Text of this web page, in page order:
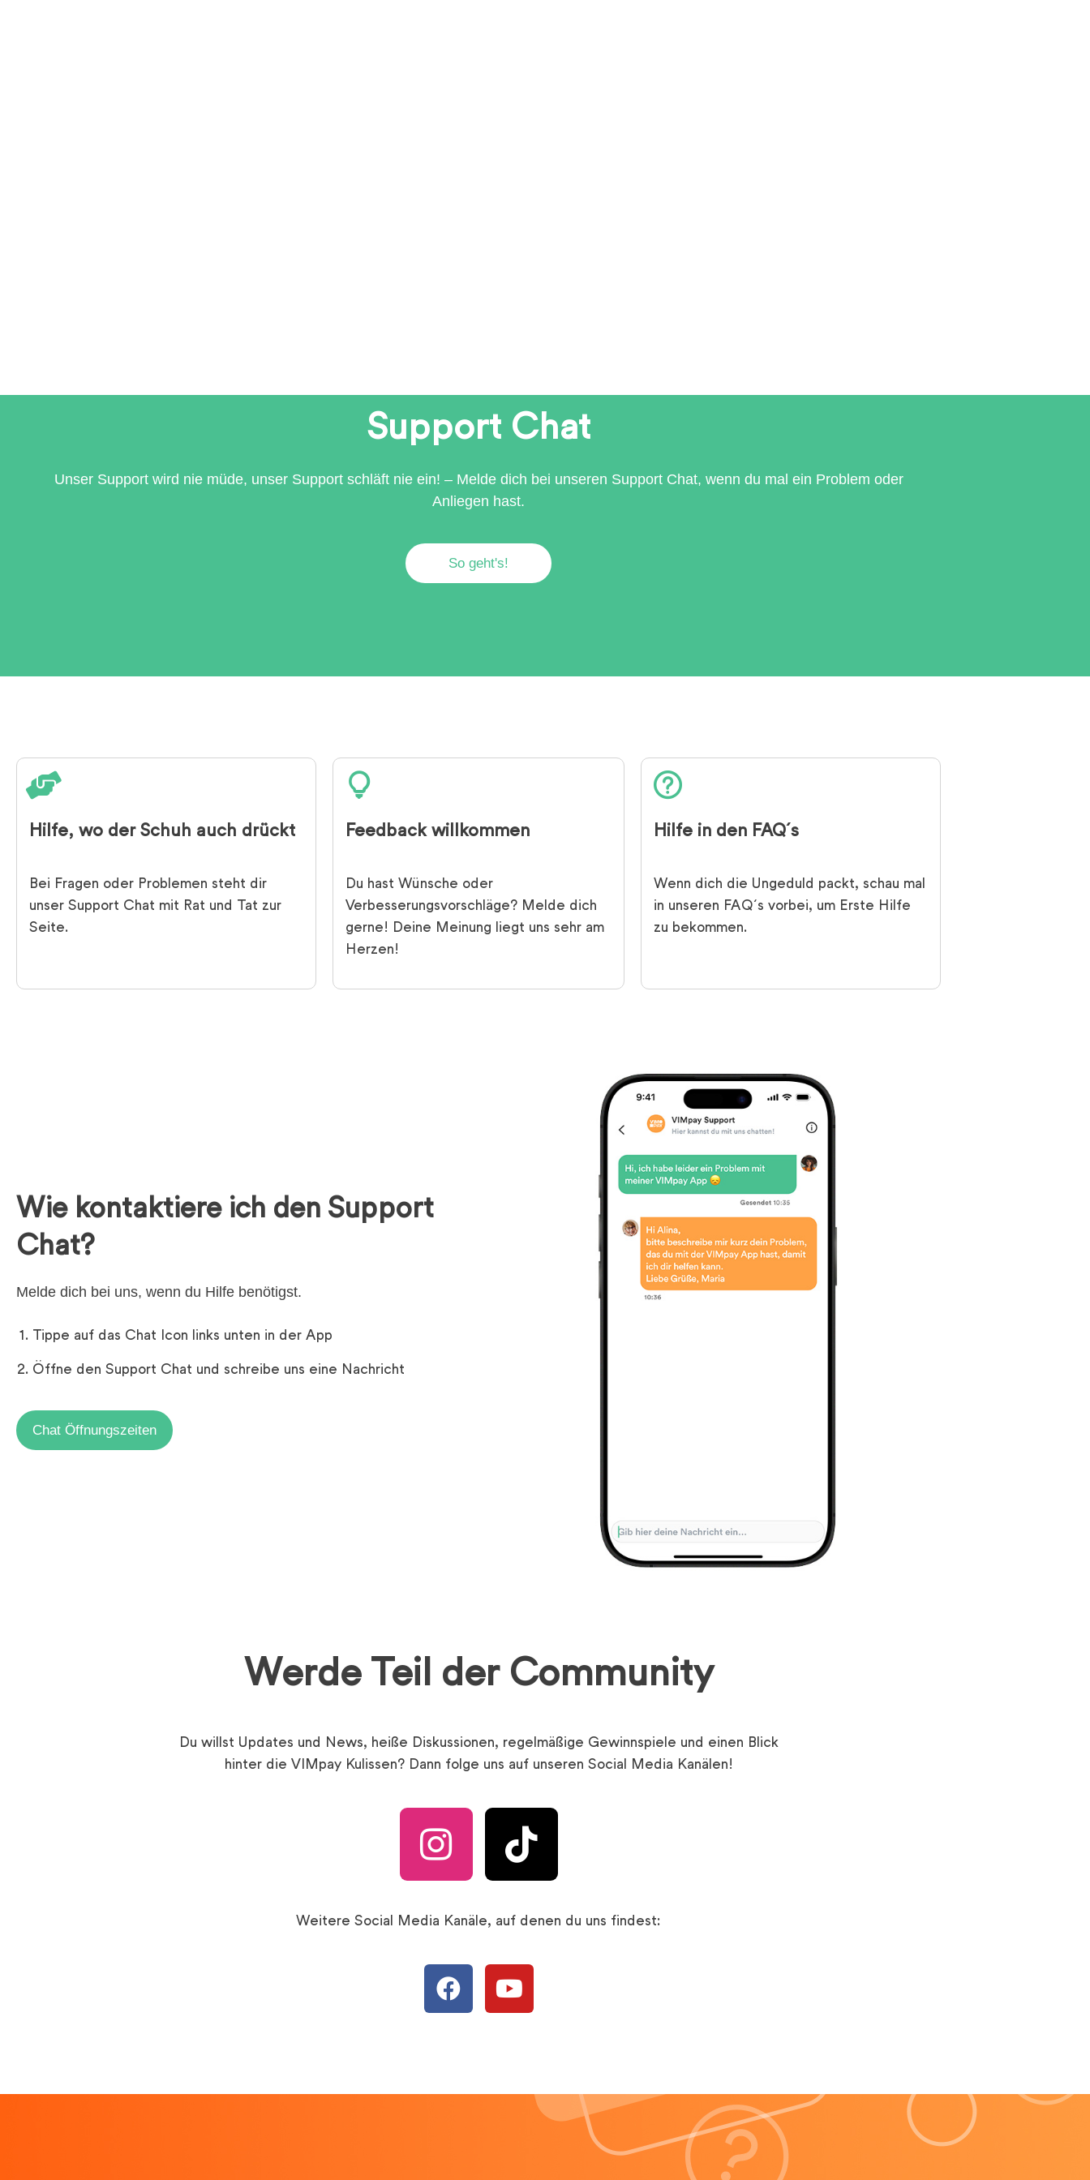
Support Chat
Unser Support wird nie müde, unser Support schläft nie ein! – Melde dich bei unseren Support Chat, wenn du mal ein Problem oder
Anliegen hast.
So geht's!
Hilfe, wo der Schuh auch drückt
Bei Fragen oder Problemen steht dir
unser Support Chat mit Rat und Tat zur
Seite.
Feedback willkommen
Du hast Wünsche oder
Verbesserungsvorschläge? Melde dich
gerne! Deine Meinung liegt uns sehr am
Herzen!
Hilfe in den FAQ´s
Wenn dich die Ungeduld packt, schau mal
in unseren FAQ´s vorbei, um Erste Hilfe
zu bekommen.
Wie kontaktiere ich den Support
Chat?
Melde dich bei uns, wenn du Hilfe benötigst.
Tippe auf das Chat Icon links unten in der App
Öffne den Support Chat und schreibe uns eine Nachricht
Chat Öffnungszeiten
Werde Teil der Community
Du willst Updates und News, heiße Diskussionen, regelmäßige Gewinnspiele und einen Blick
hinter die VIMpay Kulissen? Dann folge uns auf unseren Social Media Kanälen!
Weitere Social Media Kanäle, auf denen du uns findest: